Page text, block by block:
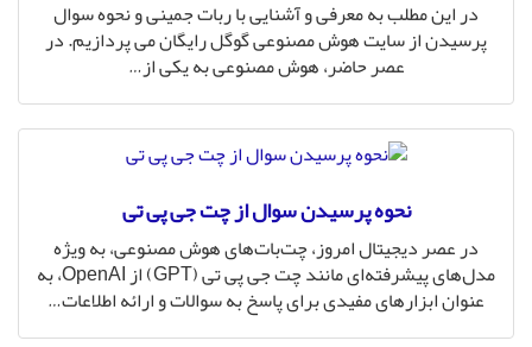
در این مطلب به معرفی و آشنایی با ربات جمینی و نحوه سوال
پرسیدن از سایت هوش مصنوعی گوگل رایگان می پردازیم. در
عصر حاضر، هوش مصنوعی به یکی از…
نحوه پرسیدن سوال از چت جی پی تی
در عصر دیجیتال امروز، چت‌بات‌های هوش مصنوعی، به ویژه
مدل‌های پیشرفته‌ای مانند چت جی پی تی (GPT) از OpenAI، به
عنوان ابزارهای مفیدی برای پاسخ به سوالات و ارائه اطلاعات…